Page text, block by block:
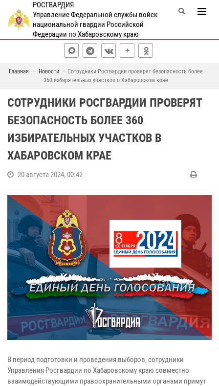
РОСГВАРДИЯ
Управление Федеральной службы войск
национальной гвардии Российской
Федерации по Хабаровскому краю
Главная Новости
Сотрудники Росгвардии проверят безопасность более
360 избирательных участков в Хабаровском крае
СОТРУДНИКИ РОСГВАРДИИ ПРОВЕРЯТ
БЕЗОПАСНОСТЬ БОЛЕЕ 360
ИЗБИРАТЕЛЬНЫХ УЧАСТКОВ В
ХАБАРОВСКОМ КРАЕ
20 августа 2024, 00:42
В период подготовки и проведения выборов, сотрудники
Управления Росгвардии по Хабаровскому краю совместно
взаимодействующими правоохранительными органами примут